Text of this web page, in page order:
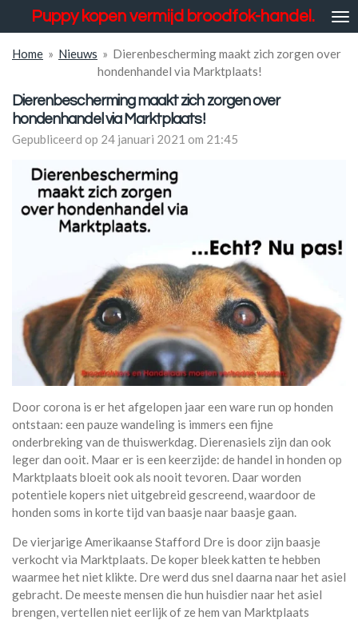
direct
naar
Puppy kopen vermijd broodfok-handel.
Home » Nieuws » Dierenbescherming maakt zich zorgen over
hondenhandel via Marktplaats!
Dierenbescherming maakt zich zorgen over
hondenhandel via Marktplaats!
Gepubliceerd op 24 januari 2021 om 21:45
Door corona is er het afgelopen jaar een ware run op honden
ontstaan: een pauze wandeling is immers een fijne
onderbreking van de thuiswerkdag. Dierenasiels zijn dan ook
leger dan ooit. Maar er is een keerzijde: de handel in honden op
Marktplaats bloeit ook als nooit tevoren. Daar worden
potentiele kopers niet uitgebreid gescreend, waardoor de
honden soms in korte tijd van baasje naar baasje gaan.
De vierjarige Amerikaanse Stafford Dre is door zijn baasje
verkocht via Marktplaats. De koper bleek katten te hebben
waarmee het niet klikte. Dre werd dus snel daarna naar het asiel
gebracht. De meeste mensen die hun huisdier naar het asiel
brengen, vertellen niet eerlijk of ze hem van Marktplaats